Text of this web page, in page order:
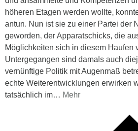
höheren Etagen werden wollte,
antun. Nun ist sie zu einer Partei der
geworden, der Apparatschicks, die
Möglichkeiten sich in diesem Haufen
Untergegangen sind damals auch
vernünftige Politik mit Augenmaß
echte Weiterentwicklungen erwirken
tatsächlich im… Mehr